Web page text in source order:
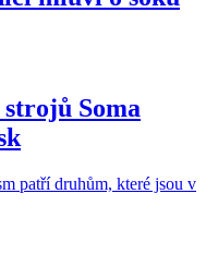
Soma